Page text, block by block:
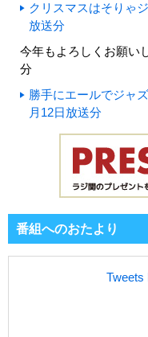
クリスマスはそりゃ
放送分
今年もよろしくお願い
分
勝手にエールでジャ
月12日放送分
番組へのおたより
Tweets